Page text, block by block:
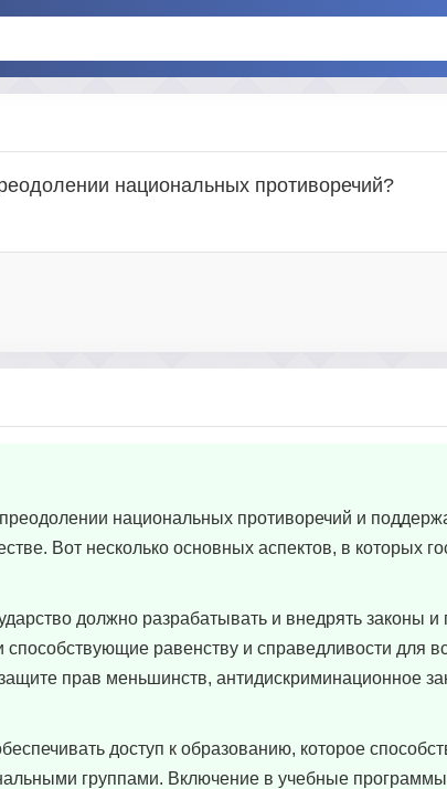
национальных противоречий?
национальных противоречий и
Вот несколько основных аспектов, в которых
должно разрабатывать и внедрять законы
равенству и справедливости для
прав меньшинств, антидискриминационное
доступ к образованию, которое
группами. Включение в учебные